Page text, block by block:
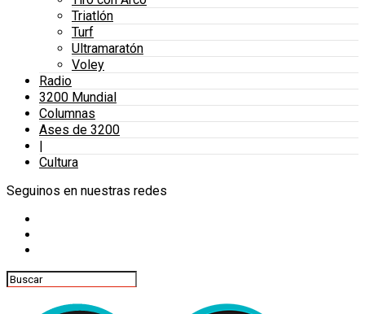
Triatlón
Turf
Ultramaratón
Voley
Radio
3200 Mundial
Columnas
Ases de 3200
|
Cultura
Seguinos en nuestras redes